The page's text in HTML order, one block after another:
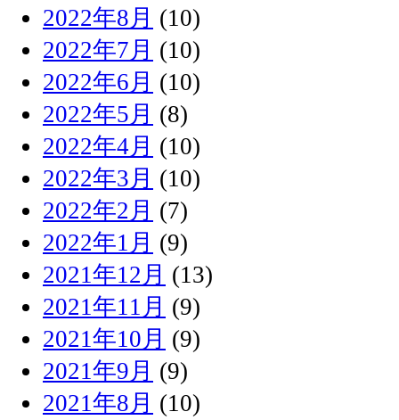
2022年8月 (10)
2022年7月 (10)
2022年6月 (10)
2022年5月 (8)
2022年4月 (10)
2022年3月 (10)
2022年2月 (7)
2022年1月 (9)
2021年12月 (13)
2021年11月 (9)
2021年10月 (9)
2021年9月 (9)
2021年8月 (10)